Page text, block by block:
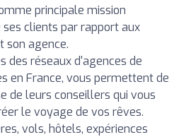
principale mission
clients par rapport aux
son agence.
des réseaux d'agences de
en France, vous permettent de
de leurs conseillers qui vous
le voyage de vos rêves.
vols, hôtels, expériences